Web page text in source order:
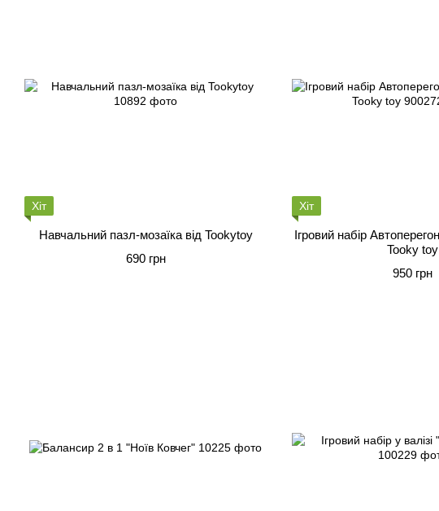
Хіт
Навчальний пазл-мозаїка від Tookytoy
690 грн
Хіт
Ігровий набір
Tooky toy
950 грн